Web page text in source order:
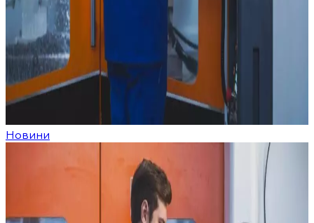
Новини